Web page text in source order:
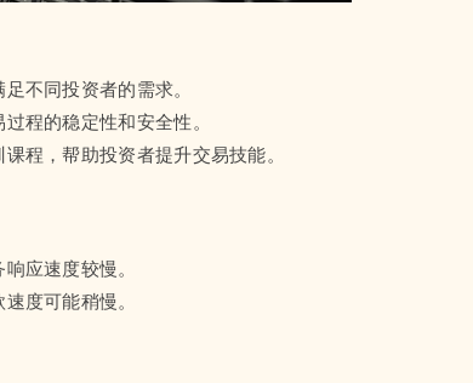
不同投资者的需求。
程的稳定性和安全性。
程，帮助投资者提升交易技能。
应速度较慢。
度可能稍慢。